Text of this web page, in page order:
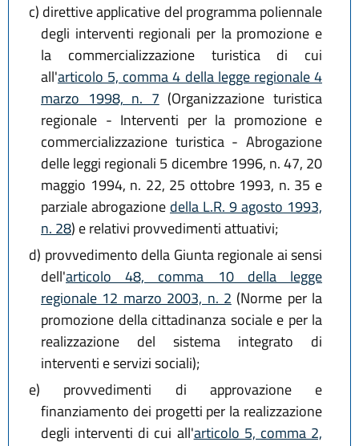
c) direttive applicative del programma poliennale
degli interventi regionali per la promozione e
la commercializzazione turistica di cui
all'articolo 5, comma 4 della legge regionale 4
marzo 1998, n. 7 (Organizzazione turistica
regionale - Interventi per la promozione e
commercializzazione turistica - Abrogazione
delle leggi regionali 5 dicembre 1996, n. 47, 20
maggio 1994, n. 22, 25 ottobre 1993, n. 35 e
parziale abrogazione della L.R. 9 agosto 1993,
n. 28) e relativi provvedimenti attuativi;
d) provvedimento della Giunta regionale ai sensi
dell'articolo 48, comma 10 della legge
regionale 12 marzo 2003, n. 2 (Norme per la
promozione della cittadinanza sociale e per la
realizzazione del sistema integrato di
interventi e servizi sociali);
e) provvedimenti di approvazione e
finanziamento dei progetti per la realizzazione
degli interventi di cui all'articolo 5, comma 2,